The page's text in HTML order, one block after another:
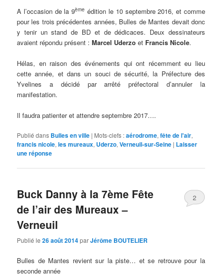
A l’occasion de la 9ème édition le 10 septembre 2016, et comme
pour les trois précédentes années, Bulles de Mantes devait donc
y tenir un stand de BD et de dédicaces. Deux dessinateurs
avaient répondu présent :Marcel Uderzo et Francis Nicole.
Hélas, en raison des événements qui ont récemment eu lieu
cette année, et dans un souci de sécurité, la Préfecture des
Yvelines a décidé par arrêté préfectoral d’annuler la
manifestation.
Il faudra patienter et attendre septembre 2017….
Publié dans Bulles en ville | Mots-clefs :aérodrome,fête de l'air,
francis nicole,les mureaux, Uderzo,Verneuil-sur-Seine | Laisser
une réponse
Buck Danny à la 7ème Fête
de l’air des Mureaux –
Verneuil
Publié le26 août 2014parJérôme BOUTELIER
2
Bulles de Mantes revient sur la piste… et se retrouve pour la
seconde année